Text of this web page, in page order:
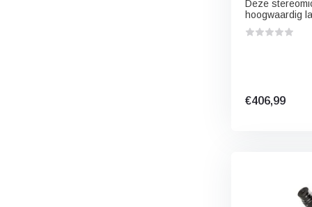
Deze
hoogwaardig
€406,99